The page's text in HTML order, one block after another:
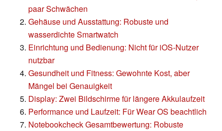
paar Schwächen
Gehäuse und Ausstattung: Robuste und
wasserdichte Smartwatch
Einrichtung und Bedienung: Nicht für iOS-Nutzer
nutzbar
Gesundheit und Fitness: Gewohnte Kost, aber
Mängel bei Genauigkeit
Display: Zwei Bildschirme für längere Akkulaufzeit
Performance und Laufzeit: Für Wear OS beachtlich
Notebookcheck Gesamtbewertung: Robuste